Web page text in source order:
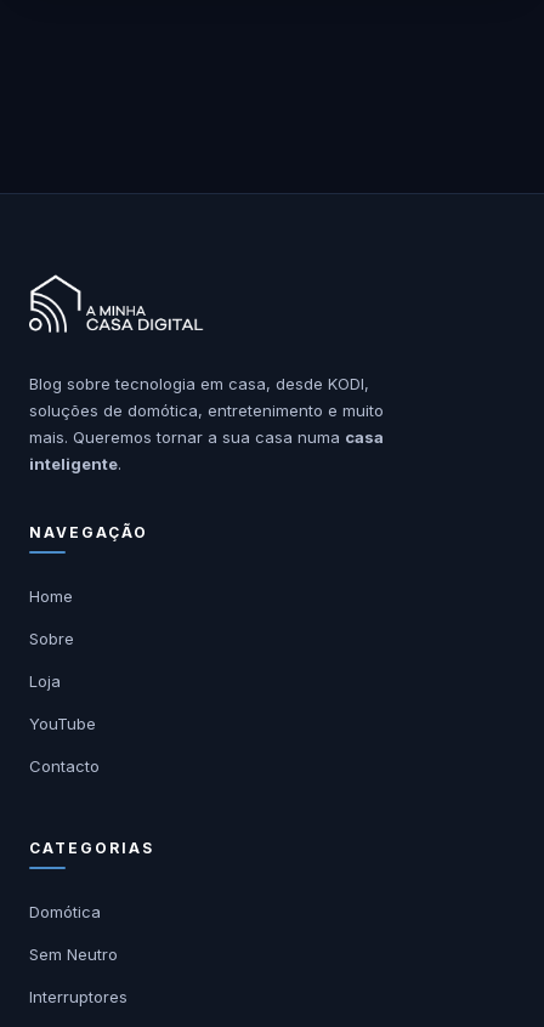
Blog sobre tecnologia em casa, desde KODI,
soluções de domótica, entretenimento e muito
mais. Queremos tornar a sua casa numa casa
inteligente.
NAVEGAÇÃO
Home
Sobre
Loja
YouTube
Contacto
CATEGORIAS
Domótica
Sem Neutro
Interruptores